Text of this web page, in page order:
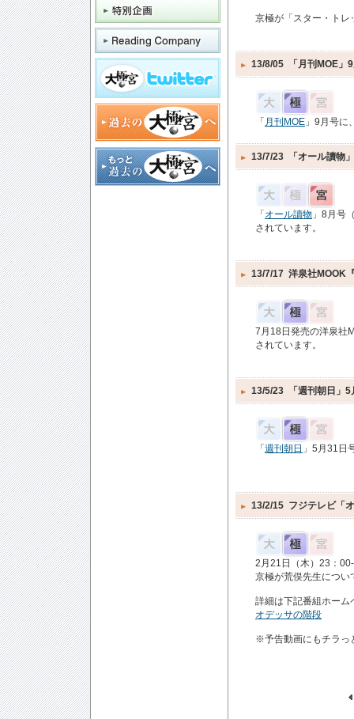
京極が「スター・トレ
13/8/05 「月刊MOE」
「 月刊MOE 」9月号に
13/7/23 「オール讀物
「 オール讀物 」8月号
されています。
13/7/17 洋泉社MOOK
7月18日発売の洋泉社
されています。
13/5/23 「週刊朝日」
「 週刊朝日 」5月31日
13/2/15 フジテレビ「
2月21日（木）23：
京極が荒俣先生につい
詳細は下記番組ホーム
オデッサの階段
※予告動画にもチラっ